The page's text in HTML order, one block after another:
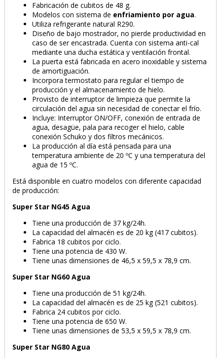
Fabricación de cubitos de 48 g.
Modelos con sistema de enfriamiento por agua.
Utiliza refrigerante natural R290.
Diseño de bajo mostrador, no pierde productividad en
caso de ser encastrada. Cuenta con sistema anti-cal
mediante una ducha estática y ventilación frontal.
La puerta está fabricada en acero inoxidable y sistema
de amortiguación.
Incorpora termostato para regular el tiempo de
producción y el almacenamiento de hielo.
Provisto de interruptor de limpieza que permite la
circulación del agua sin necesidad de conectar el frío.
Incluye: Interruptor ON/OFF, conexión de entrada de
agua, desagüe, pala para recoger el hielo, cable
conexión Schuko y dos filtros mecánicos.
La producción al día está pensada para una
temperatura ambiente de 20 ºC y una temperatura del
agua de 15 ºC.
Está disponible en cuatro modelos con diferente capacidad
de producción:
Super Star NG45 Agua
Tiene una producción de 37 kg/24h.
La capacidad del almacén es de 20 kg (417 cubitos).
Fabrica 18 cubitos por ciclo.
Tiene una potencia de 430 W.
Tiene unas dimensiones de 46,5 x 59,5 x 78,9 cm.
Super Star NG60 Agua
Tiene una producción de 51 kg/24h.
La capacidad del almacén es de 25 kg (521 cubitos).
Fabrica 24 cubitos por ciclo.
Tiene una potencia de 650 W.
Tiene unas dimensiones de 53,5 x 59,5 x 78,9 cm.
Super Star NG80 Agua